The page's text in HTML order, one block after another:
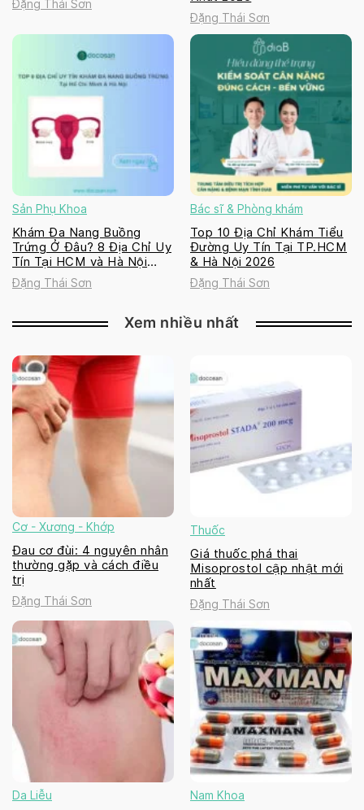
Đặng Thái Sơn
Đặng Thái Sơn
Sản Phụ Khoa
Khám Đa Nang Buồng
Trứng Ở Đâu? 8 Địa Chỉ Uy
Tín Tại HCM và Hà Nội
2026
Đặng Thái Sơn
Bác sĩ & Phòng khám
Top 10 Địa Chỉ Khám Tiểu
Đường Uy Tín Tại TP.HCM
& Hà Nội 2026
Đặng Thái Sơn
Xem nhiều nhất
Cơ - Xương - Khớp
Đau cơ đùi: 4 nguyên nhân
thường gặp và cách điều
trị
Đặng Thái Sơn
Thuốc
Giá thuốc phá thai
Misoprostol cập nhật mới
nhất
Đặng Thái Sơn
Da Liễu Nam Khoa